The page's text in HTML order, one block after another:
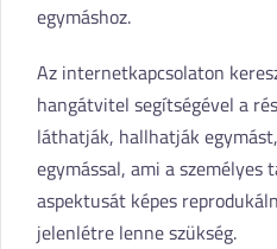
egymáshoz.
Az internetkapcsolaton
hangátvitel segítségével a
láthatják, hallhatják
egymással, ami a személyes
aspektusát képes
jelenlétre lenne szükség.